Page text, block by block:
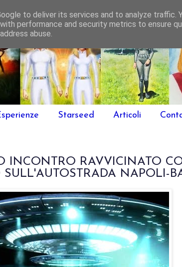
Starseed Articoli
INCONTRO RAVVICINATO
NAPOLI-
to deliver its services and to analyze traffic.
performance and security metrics to ensure
abuse.